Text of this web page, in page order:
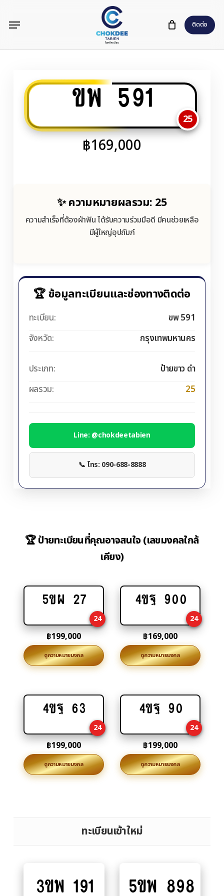
content
ติดต่อ
Menu
ขพ 591
25
฿169,000
✨ ความหมายผลรวม: 25
ความสำเร็จที่ต้องฝ่าฟัน ได้รับความร่วมมือดี มีคนช่วยเหลือ
มีผู้ใหญ่อุปถัมภ์
🏆 ข้อมูลทะเบียนและช่องทางติดต่อ
ทะเบียน:
ขพ 591
จังหวัด:
กรุงเทพมหานคร
ประเภท:
ป้ายขาว ดำ
ผลรวม:
25
Line: @chokdeetabien
📞 โทร: 090-688-8888
🏆 ป้ายทะเบียนที่คุณอาจสนใจ (เลขมงคลใกล้
เคียง)
Add
cart
5ขผ 27
24
฿199,000
ดูความหมายมงคล
Add
cart
4ขฐ 900
24
฿169,000
ดูความหมายมงคล
Add
cart
4ขฐ 63
24
฿199,000
ดูความหมายมงคล
Add
cart
4ขฐ 90
24
฿199,000
ดูความหมายมงคล
ทะเบียนเข้าใหม่
3ขพ 191
to
5ขพ 898